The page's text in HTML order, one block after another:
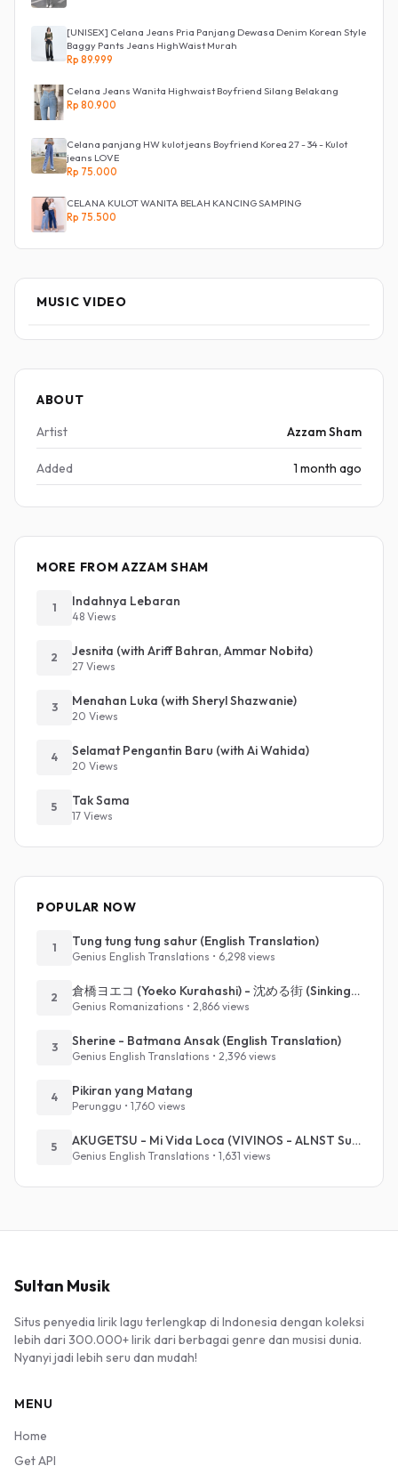
[UNISEX] Celana Jeans Pria Panjang Dewasa Denim Korean Style
Baggy Pants Jeans HighWaist Murah
Rp 89.999
Celana Jeans Wanita Highwaist Boyfriend Silang Belakang
Rp 80.900
Celana panjang HW kulot jeans Boyfriend Korea 27 - 34 - Kulot
jeans LOVE
Rp 75.000
CELANA KULOT WANITA BELAH KANCING SAMPING
Rp 75.500
MUSIC VIDEO
ABOUT
Artist
Azzam Sham
Added 1 month ago
MORE FROM AZZAM SHAM
1 Indahnya Lebaran
48 Views
2 Jesnita (with Ariff Bahran, Ammar Nobita)
27 Views
3 Menahan Luka (with Sheryl Shazwanie)
20 Views
4 Selamat Pengantin Baru (with Ai Wahida)
20 Views
5 Tak Sama
17 Views
POPULAR NOW
1 Tung tung tung sahur (English Translation)
Genius English Translations • 6,298 views
2 倉橋ヨエコ (Yoeko Kurahashi) - 沈める街 (Sinking Town) (Romanized)
Genius Romanizations • 2,866 views
3 Sherine - Batmana Ansak (English Translation)
Genius English Translations • 2,396 views
4 Pikiran yang Matang
Perunggu • 1,760 views
5 AKUGETSU - Mi Vida Loca (VIVINOS - ALNST Sub : Till Part.1)
Genius English Translations • 1,631 views
Sultan Musik
Situs penyedia lirik lagu terlengkap di Indonesia dengan koleksi
lebih dari 300.000+ lirik dari berbagai genre dan musisi dunia.
Nyanyi jadi lebih seru dan mudah!
MENU
Home
Get API